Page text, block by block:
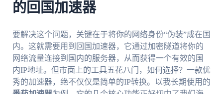
的回国加速器
要解决这个问题，关键在于将你的网络身份“伪装”成在国
内。这就需要用到回国加速器，它通过加密隧道将你的
网络流量连接到国内的服务器，从而获得一个有效的国
内IP地址。但市面上的工具五花八门，如何选择？一款优
秀的加速器，绝不仅仅是简单的IP转换。以我长期使用的